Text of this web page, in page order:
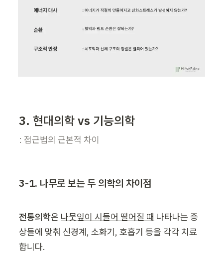
3. 현대의학 vs 기능의학
: 접근법의 근본적 차이
3-1. 나무로 보는 두 의학의 차이점
전통의학은 나뭇잎이 시들어 떨어질 때 나타나는 증
상들에 맞춰 신경계, 소화기, 호흡기 등을 각각 치료
합니다.